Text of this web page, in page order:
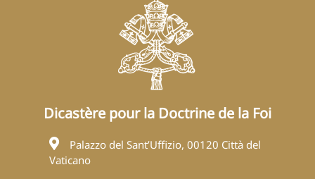
Dicastère pour la Doctrine de la Foi
Palazzo del Sant’Uffizio, 00120 Città del
Vaticano